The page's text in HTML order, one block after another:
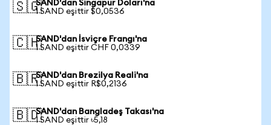
🇸🇬SAND'dan Singapur Doları'na
1 SAND eşittir $0,0536
🇨🇭SAND'dan İsviçre Frangı'na
1 SAND eşittir CHF 0,0339
🇧🇷SAND'dan Brezilya Reali'na
1 SAND eşittir R$0,2136
🇧🇩SAND'dan Bangladeş Takası'na
1 SAND eşittir ৳5,18